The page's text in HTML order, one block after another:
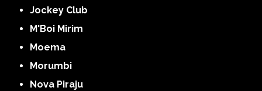
Jockey Club
M'Boi Mirim
Moema
Morumbi
Nova Piraju